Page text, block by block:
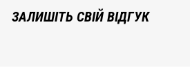
ЗАЛИШІТЬ СВІЙ ВІДГУК